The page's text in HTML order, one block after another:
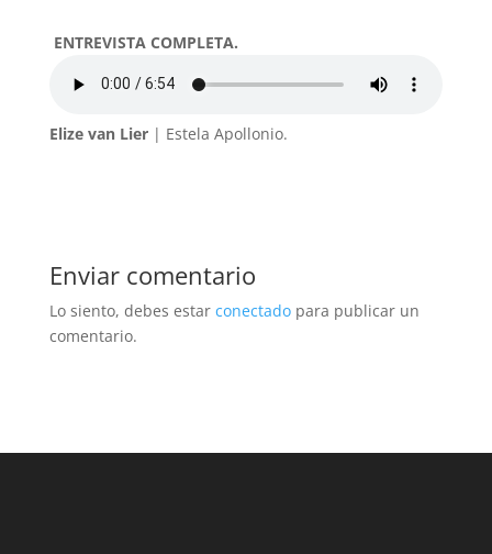
ENTREVISTA COMPLETA.
Elize van Lier| Estela Apollonio.
Enviar comentario
Lo siento, debes estar conectadopara publicar un
comentario.